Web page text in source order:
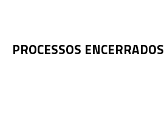
PROCESSOS ENCERRADOS